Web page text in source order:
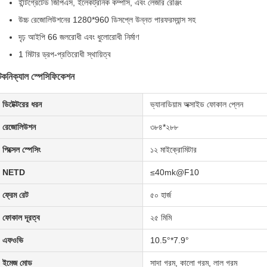
ইন্টিগ্রেটেড জিপিএস, ইলেকট্রনিক কম্পাস, এবং লেজার রেঞ্জিং
উচ্চ রেজোলিউশনের 1280*960 ডিসপ্লে উন্নত পারফরম্যান্স সহ
দৃঢ় আইপি 66 জলরোধী এবং ধুলোরোধী নির্মাণ
1 মিটার ড্রপ-প্রতিরোধী স্থায়িত্ব
স্পেসিফিকেশন
ডিটেক্টরের ধরন ভ্যানাডিয়াম অক্সাইড ফোকাল প্লেন
রেজোলিউশন ৩৮৪*২৮৮
পিক্সেল স্পেসিং ১২ মাইক্রোমিটার
NETD ≤40mk@F10
ফ্রেম রেট ৫০ হার্জ
ফোকাল দূরত্ব ২৫ মিমি
এফওভি 10.5°*7.9°
ইমেজ মোড সাদা গরম, কালো গরম, লাল গরম